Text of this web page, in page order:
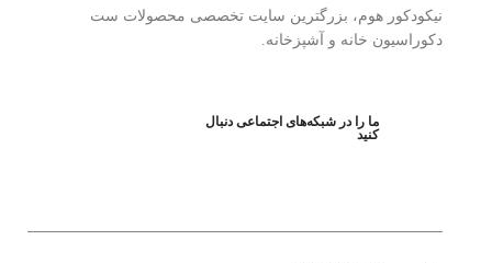
نیکودکور هوم، بزرگترین سایت تخصصی محصولات ست
دکوراسیون خانه و آشپزخانه.
ما را در شبکه‌های اجتماعی دنبال
کنید